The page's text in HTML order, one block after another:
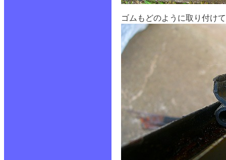
ゴムもどのように取り付け